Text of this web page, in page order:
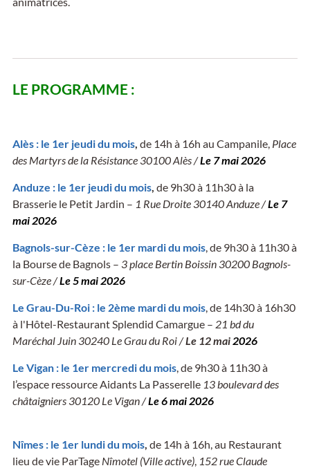
LE PROGRAMME :
Alès : le 1er jeudi du mois, de 14h à 16h au Campanile,Place
des Martyrs de la Résistance 30100 Alès /Le 7 mai 2026
Anduze : le 1er jeudi du mois, de 9h30 à 11h30 à la
Brasserie le Petit Jardin – 1 Rue Droite 30140 Anduze /Le 7
mai 2026
Bagnols-sur-Cèze : le 1er mardi du mois, de 9h30 à 11h30 à
la Bourse de Bagnols – 3 place Bertin Boissin 30200 Bagnols-
sur-Cèze /Le 5 mai 2026
Le Grau-Du-Roi : le 2ème mardi du mois, de 14h30 à 16h30
à l'Hôtel-Restaurant Splendid Camargue – 21 bd du
Maréchal Juin 30240 Le Grau du Roi /Le 12 mai2026
Le Vigan : le 1er mercredi du mois, de 9h30 à 11h30 à
l’espace ressource Aidants La Passerelle 13 boulevard des
châtaigniers 30120 Le Vigan /Le 6 mai 2026
Nîmes : le 1er lundi du mois, de 14h à 16h, au Restaurant
lieu de vie ParTage Nîmotel (Ville active), 152 rue Claude